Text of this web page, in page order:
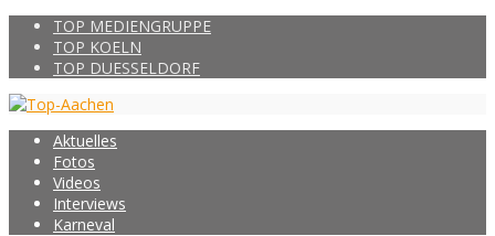
TOP MEDIENGRUPPE
TOP KOELN
TOP DUESSELDORF
Aktuelles
Fotos
Videos
Interviews
Karneval